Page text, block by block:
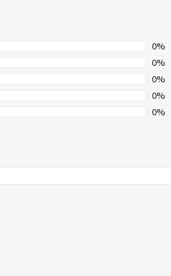
0%
0%
0%
0%
0%